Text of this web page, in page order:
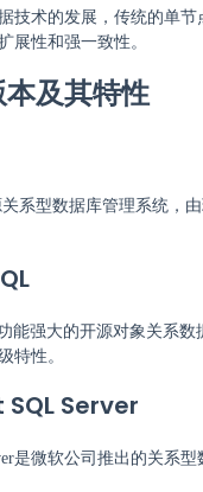
技术的发展，传统的单节
展性和强一致性。
及其特性
系型数据库管理系统，
能强大的开源对象关系
特性。
Server
是微软公司推出的关系